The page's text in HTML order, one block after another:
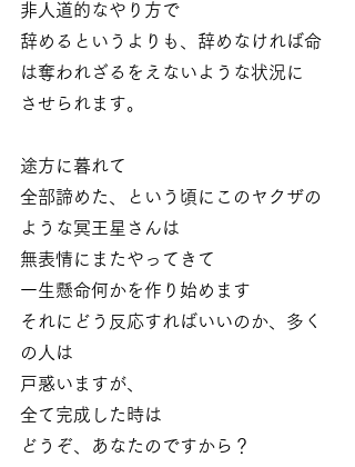
非人道的なやり方で
辞めるというよりも、辞めなければ命
は奪われざるをえないような状況に
させられます。
途方に暮れて
全部諦めた、という頃にこのヤクザの
ような冥王星さんは
無表情にまたやってきて
一生懸命何かを作り始めます
それにどう反応すればいいのか、多く
の人は
戸惑いますが、
全て完成した時は
どうぞ、あなたのですから？